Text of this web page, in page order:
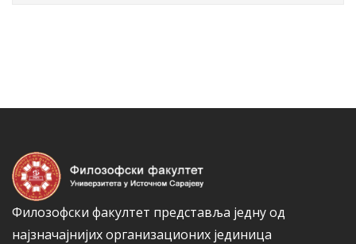
Филозофски факултет представља једну од
најзначајнијих организационих јединица